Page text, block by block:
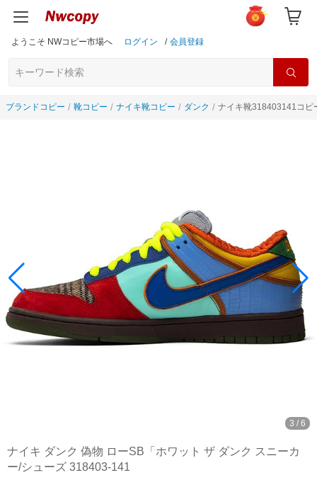
ようこそ NWコピー市場へ ログイン / 会員登録
ブランドコピー 靴コピー ナイキ靴コピー ダンク ナイキ靴318403141コピ
3 / 6
ナイキ ダンク 偽物 ローSB「ホワット ザ ダンク スニーカ
ー/シューズ 318403-141